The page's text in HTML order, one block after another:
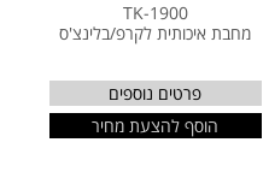
TK-1900
מחבת איכותית לקרפ/בלינצ'ס
פרטים נוספים
הוסף להצעת מחיר